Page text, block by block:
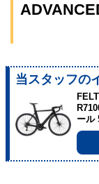
当スタッフの
ール